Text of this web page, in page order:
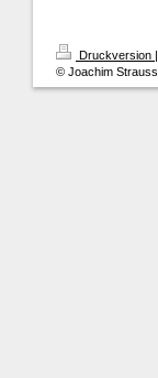
Druckversion |
© Joachim Strauss